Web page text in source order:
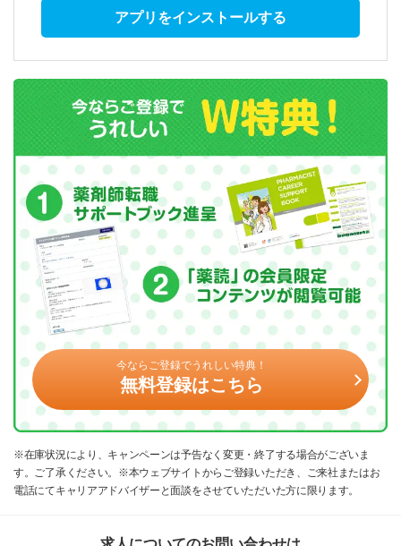
アプリをインストールする
今ならご登録でうれしい特典！
無料登録はこちら
※在庫状況により、キャンペーンは予告なく変更・終了する場合がございま
す。ご了承ください。※本ウェブサイトからご登録いただき、ご来社またはお
電話にてキャリアアドバイザーと面談をさせていただいた方に限ります。